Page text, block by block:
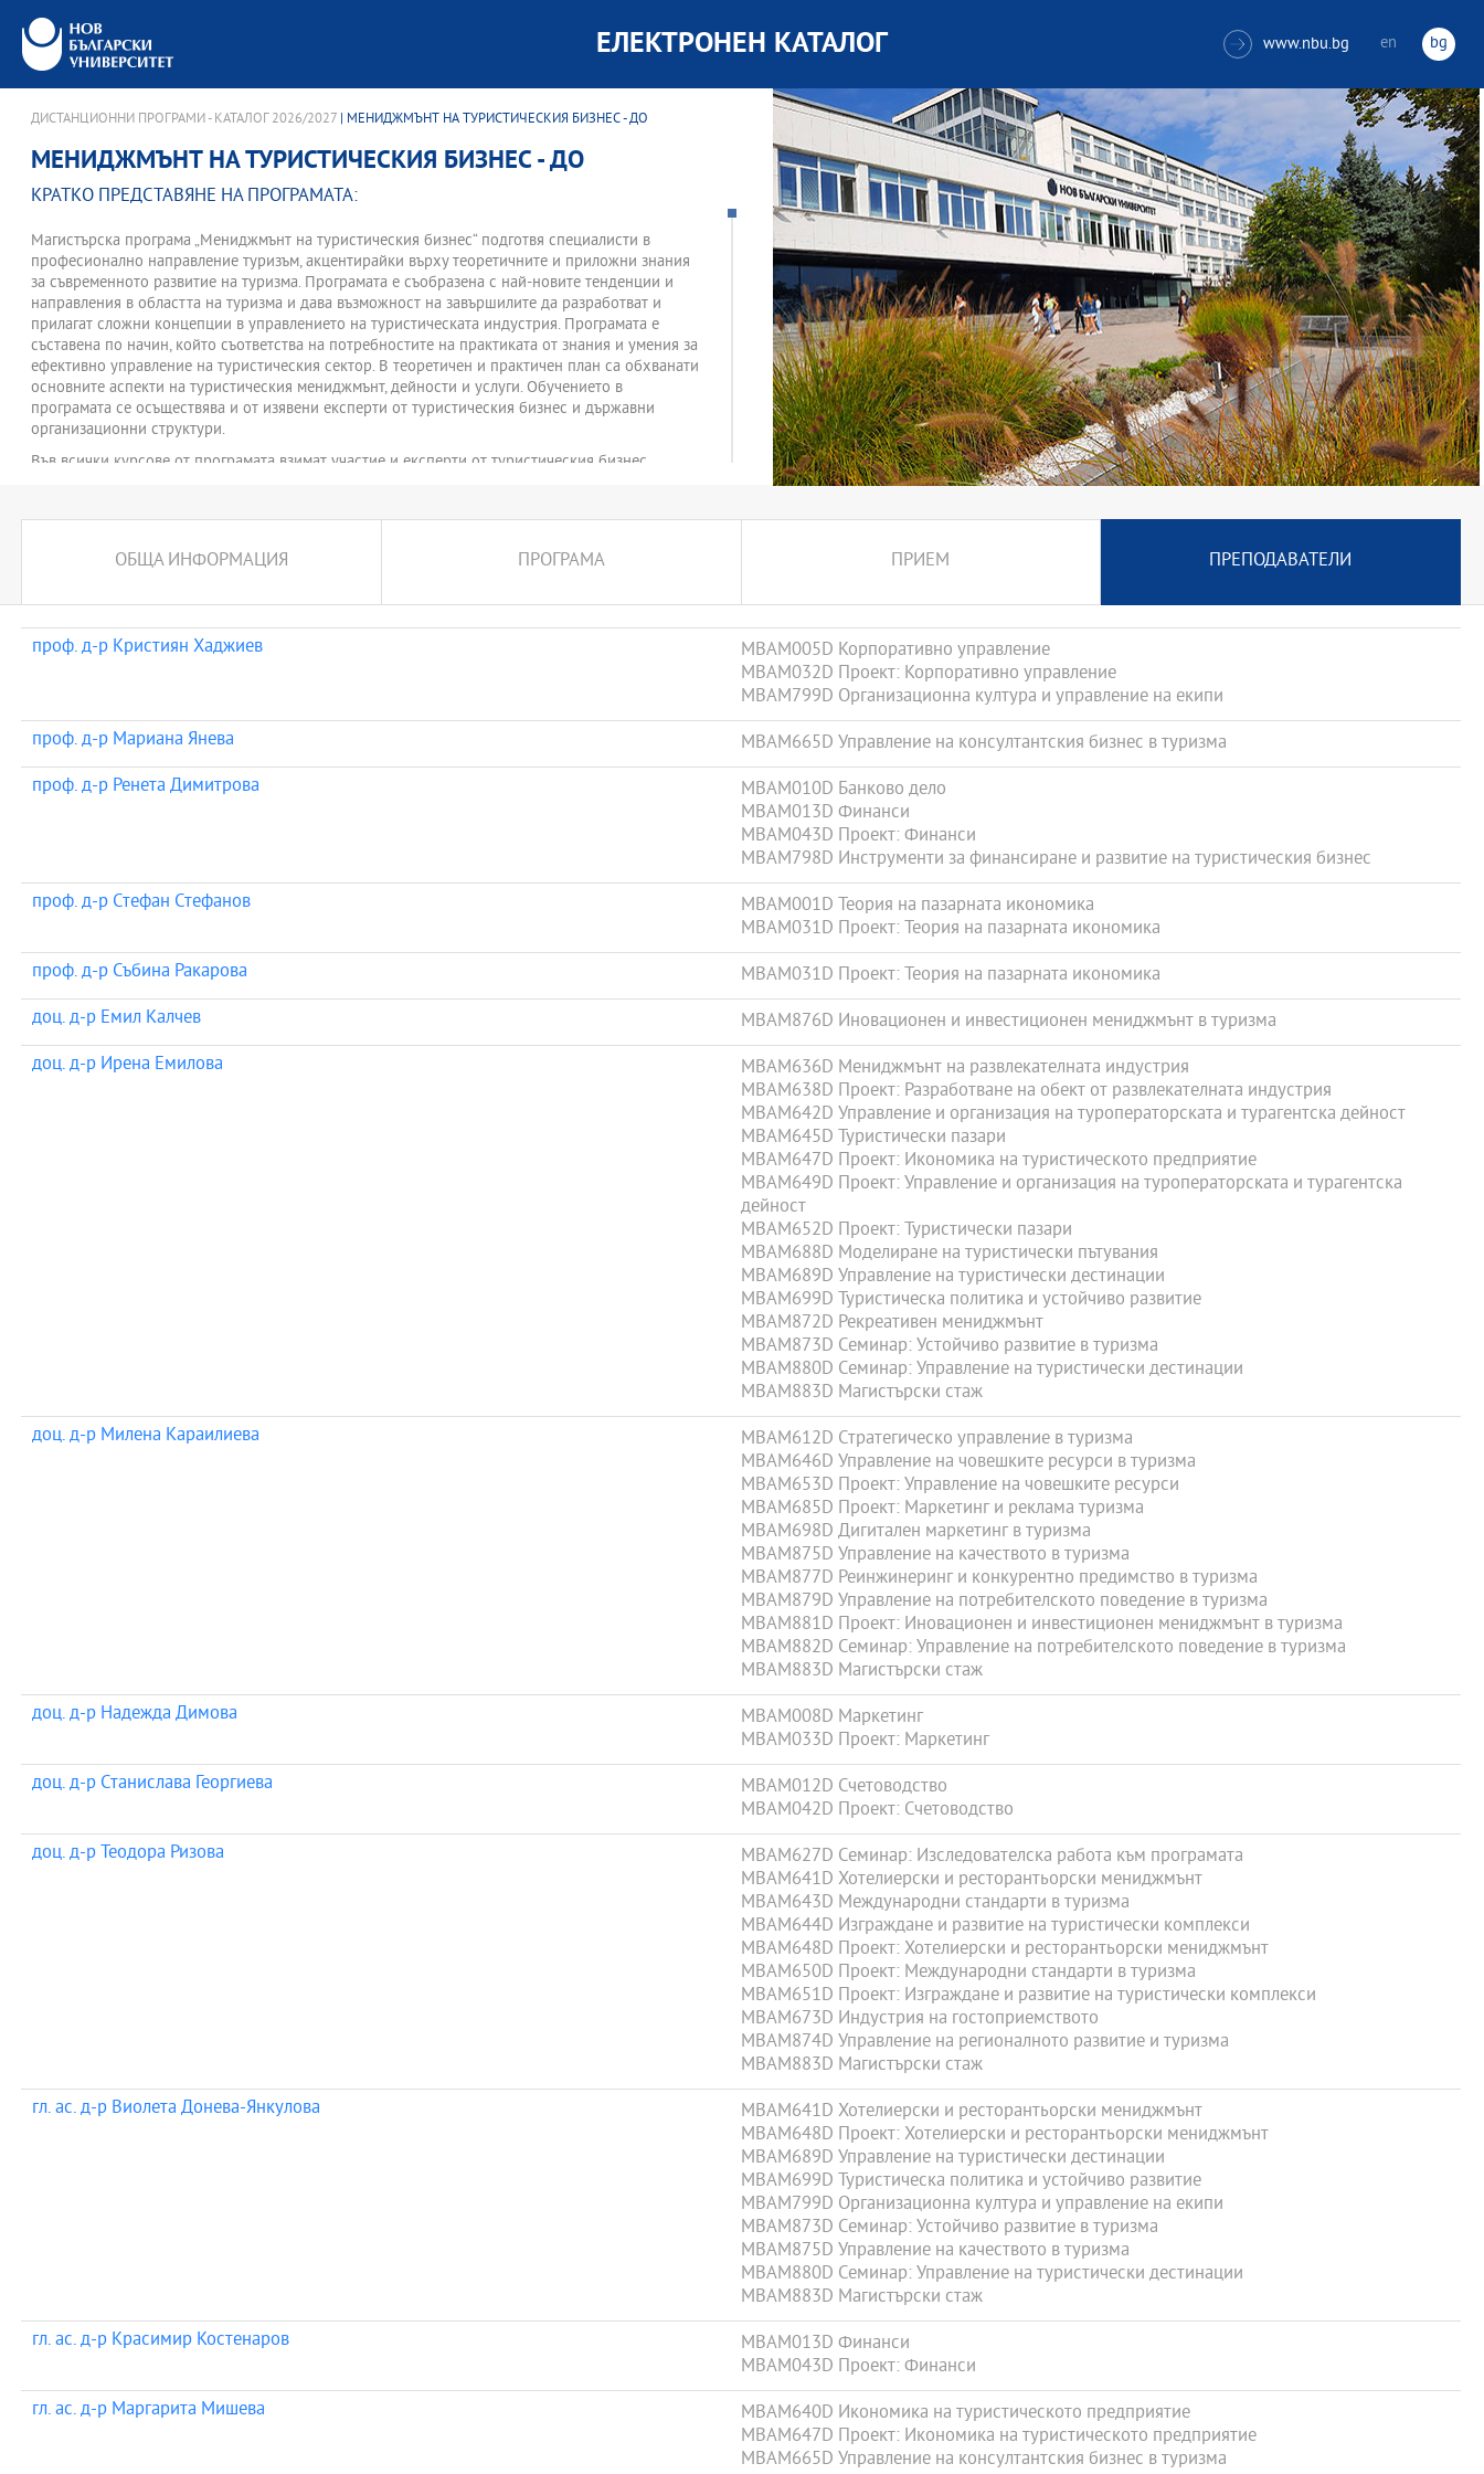
ЕЛЕКТРОНЕН КАТАЛОГ  www.nbu.bg en bg
ДИСТАНЦИОННИ ПРОГРАМИ - КАТАЛОГ 2026/2027 | МЕНИДЖМЪНТ НА ТУРИСТИЧЕСКИЯ БИЗНЕС - ДО
МЕНИДЖМЪНТ НА ТУРИСТИЧЕСКИЯ БИЗНЕС - ДО
КРАТКО ПРЕДСТАВЯНЕ НА ПРОГРАМАТА:
Магистърска програма „Мениджмънт на туристическия бизнес“ подготвя специалисти в
професионално направление туризъм, акцентирайки върху теоретичните и приложни знания
за съвременното развитие на туризма. Програмата е съобразена с най-новите тенденции и
направления в областта на туризма и дава възможност на завършилите да разработват и
прилагат сложни концепции в управлението на туристическата индустрия. Програмата е
съставена по начин, който съответства на потребностите на практиката от знания и умения за
ефективно управление на туристическия сектор. В теоретичен и практичен план са обхванати
основните аспекти на туристическия мениджмънт, дейности и услуги. Обучението в
програмата се осъществява и от изявени експерти от туристическия бизнес и държавни
организационни структури.
Във всички курсове от програмата взимат участие и експерти от туристическия бизнес.
Програмата предлага подготвителен модул за кандидати, изучавали специалности от
образователни области извън икономиката и бизнес управлението.
степен "професионален бакалавър"
ОБЩА ИНФОРМАЦИЯ ПРОГРАМА ПРИЕМ ПРЕПОДАВАТЕЛИ
проф. д-р Кристиян Хаджиев
MBAM005D Корпоративно управление
MBAM032D Проект: Корпоративно управление
MBAM799D Организационна култура и управление на екипи
проф. д-р Мариана Янева
MBAM665D Управление на консултантския бизнес в туризма
проф. д-р Ренета Димитрова
MBAM010D Банково дело
MBAM013D Финанси
MBAM043D Проект: Финанси
MBAM798D Инструменти за финансиране и развитие на туристическия бизнес
проф. д-р Стефан Стефанов
MBAM001D Теория на пазарната икономика
MBAM031D Проект: Теория на пазарната икономика
проф. д-р Събина Ракарова
MBAM031D Проект: Теория на пазарната икономика
доц. д-р Емил Калчев
MBAM876D Иновационен и инвестиционен мениджмънт в туризма
доц. д-р Ирена Емилова
MBAM636D Мениджмънт на развлекателната индустрия
MBAM638D Проект: Разработване на обект от развлекателната индустрия
MBAM642D Управление и организация на туроператорската и турагентска дейност
MBAM645D Туристически пазари
MBAM647D Проект: Икономика на туристическото предприятие
MBAM649D Проект: Управление и организация на туроператорската и турагентска
дейност
MBAM652D Проект: Туристически пазари
MBAM688D Моделиране на туристически пътувания
MBAM689D Управление на туристически дестинации
MBAM699D Туристическа политика и устойчиво развитие
MBAM872D Рекреативен мениджмънт
MBAM873D Семинар: Устойчиво развитие в туризма
MBAM880D Семинар: Управление на туристически дестинации
MBAM883D Магистърски стаж
доц. д-р Милена Караилиева
MBAM612D Стратегическо управление в туризма
MBAM646D Управление на човешките ресурси в туризма
MBAM653D Проект: Управление на човешките ресурси
MBAM685D Проект: Маркетинг и реклама туризма
MBAM698D Дигитален маркетинг в туризма
MBAM875D Управление на качеството в туризма
MBAM877D Реинжинеринг и конкурентно предимство в туризма
MBAM879D Управление на потребителското поведение в туризма
MBAM881D Проект: Иновационен и инвестиционен мениджмънт в туризма
MBAM882D Семинар: Управление на потребителското поведение в туризма
MBAM883D Магистърски стаж
доц. д-р Надежда Димова
MBAM008D Маркетинг
MBAM033D Проект: Маркетинг
доц. д-р Станислава Георгиева
MBAM012D Счетоводство
MBAM042D Проект: Счетоводство
доц. д-р Теодора Ризова
MBAM627D Семинар: Изследователска работа към програмата
MBAM641D Хотелиерски и ресторантьорски мениджмънт
MBAM643D Международни стандарти в туризма
MBAM644D Изграждане и развитие на туристически комплекси
MBAM648D Проект: Хотелиерски и ресторантьорски мениджмънт
MBAM650D Проект: Международни стандарти в туризма
MBAM651D Проект: Изграждане и развитие на туристически комплекси
MBAM673D Индустрия на гостоприемството
MBAM874D Управление на регионалното развитие и туризма
MBAM883D Магистърски стаж
гл. ас. д-р Виолета Донева-Янкулова
MBAM641D Хотелиерски и ресторантьорски мениджмънт
MBAM648D Проект: Хотелиерски и ресторантьорски мениджмънт
MBAM689D Управление на туристически дестинации
MBAM699D Туристическа политика и устойчиво развитие
MBAM799D Организационна култура и управление на екипи
MBAM873D Семинар: Устойчиво развитие в туризма
MBAM875D Управление на качеството в туризма
MBAM880D Семинар: Управление на туристически дестинации
MBAM883D Магистърски стаж
гл. ас. д-р Красимир Костенаров
MBAM013D Финанси
MBAM043D Проект: Финанси
гл. ас. д-р Маргарита Мишева
MBAM640D Икономика на туристическото предприятие
MBAM647D Проект: Икономика на туристическото предприятие
MBAM665D Управление на консултантския бизнес в туризма